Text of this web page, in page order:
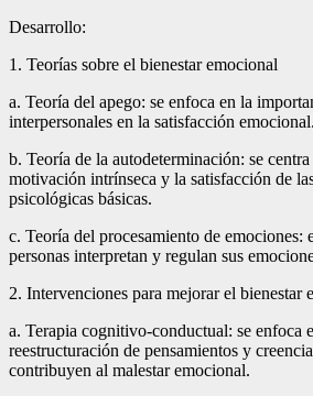
Desarrollo:
1. Teorías sobre el bienestar emocional
a. Teoría del apego: se enfoca en la
interpersonales en la satisfacción emocional.
b. Teoría de la autodeterminación: se
motivación intrínseca y la satisfacción de
psicológicas básicas.
c. Teoría del procesamiento de emociones:
personas interpretan y regulan sus
2. Intervenciones para mejorar el bienestar
a. Terapia cognitivo-conductual: se enfoca
reestructuración de pensamientos y
contribuyen al malestar emocional.